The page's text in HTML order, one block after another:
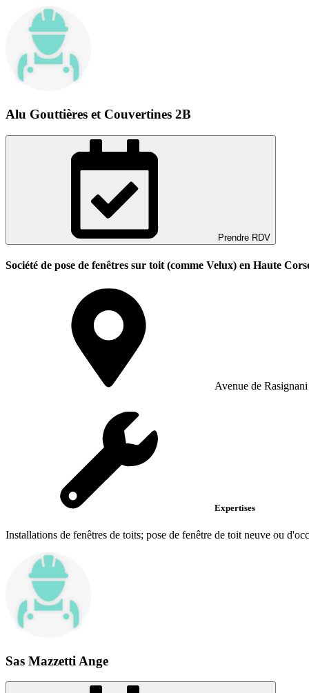
Alu Gouttières et Couvertines 2B
Prendre RDV
Société de pose de fenêtres sur toit (comme Velux) en Haute
Avenue de Rasignani
Expertises
Installations de fenêtres de toits; pose de fenêtre de toit neuve ou
Sas Mazzetti Ange